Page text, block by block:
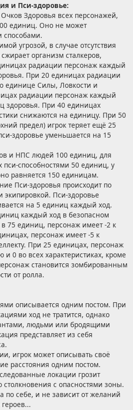
и Пси-здоровье:
Здоровья всех персонажей,
единиц. Оно не может
способами.
угрозой, в случае отсутствия
организм сталкеров,
радиации персонаж каждый
При 20 единицах радиации
единице Силы, Ловкости и
радиации персонаж каждый
здоровья. При 40 единицах
снижаются на единицу. При 50
предел) игрок теряет ещё 25
здоровье уменьшается на 15
и НПС людей 100 единиц, для
способностями 50 единиц, у
равняется 150 единицам.
Пси-здоровья происходит по
Пси-здоровье
на 5 единиц каждый ход.
каждый ход в безопасном
75 единиц, персонаж имеет -2 к
персонаж имеет -5 к
При 25 единицах, персонаж
0 во всех характеристиках, кроме
становится зомбированным
от ролла.
описывается одним постом. При
ход не тратится, однако
людьми или бродящими
представляет из себя
игрок может описывать своё
расстояния одним постом.
локации грозит
столкновения с опасностями зоны.
себе, и не зависит от желаний